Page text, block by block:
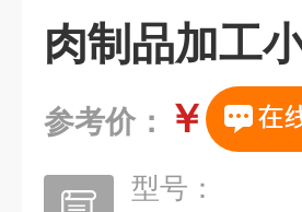
肉制品加工
参考价： ￥
型号：